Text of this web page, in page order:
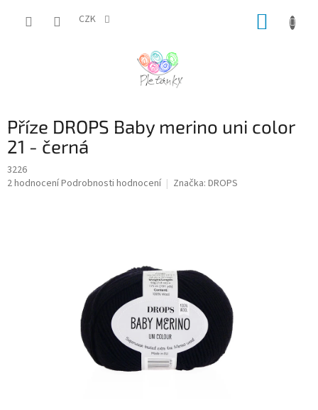
CZK
Příze DROPS Baby merino uni color
21 - černá
3226
Průměrné
2 hodnoceníPodrobnosti hodnocení Značka: DROPS